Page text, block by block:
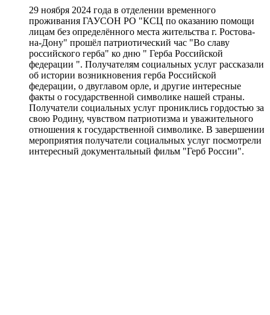
29 ноября 2024 года в отделении временного
проживания ГАУСОН РО "КСЦ по оказанию помощи
лицам без определённого места жительства г. Ростова-
на-Дону" прошёл патриотический час "Во славу
российского герба" ко дню " Герба Российской
федерации ". Получателям социальных услуг рассказали
об истории возникновения герба Российской
федерации, о двуглавом орле, и другие интересные
факты о государственной символике нашей страны.
Получатели социальных услуг прониклись гордостью за
свою Родину, чувством патриотизма и уважительного
отношения к государственной символике. В завершении
мероприятия получатели социальных услуг посмотрели
интересный документальный фильм "Герб России".